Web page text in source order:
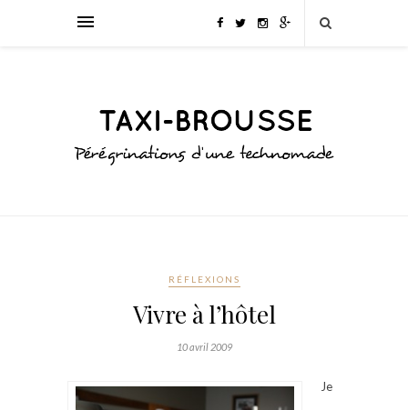
RÉFLEXIONS
Vivre à l’hôtel
10 avril 2009
Je